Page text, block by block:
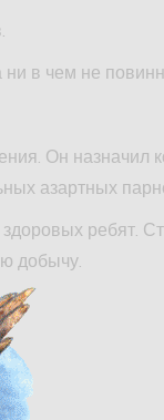
в чем не
Он назначил
азартных
ребят.
добычу.